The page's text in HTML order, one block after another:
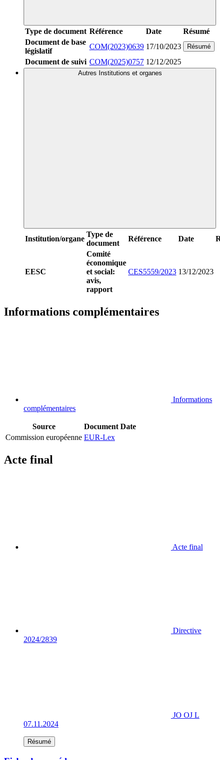
Type de document Référence Date
Résumé
Document de base
législatif
COM(2023)0639 17/10/2023 Résumé
Document de suivi COM(2025)0757 12/12/2025
Autres Institutions et organes
Institution/organe
Type de
document
Référence Date
EESC
Comité
économique
et social:
avis,
rapport
CES5559/2023 13/12/2023
Informations complémentaires
Informations
complémentaires
Source Document Date
Commission européenne EUR-Lex
Acte final
Acte final
Directive
2024/2839
JO OJ L
07.11.2024
Résumé